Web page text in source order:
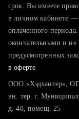
срок. Вы имеете
в личном кабинете —
оплаченного
окончательными и не
предусмотренных
в оферте
ООО «Хэдхантер»,
вн. тер. г.
д. 48, помещ. 25